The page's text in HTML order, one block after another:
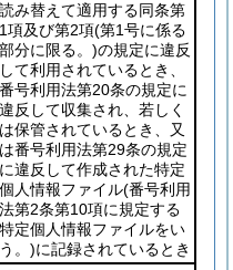
読み替えて適用する同条第
1項及び第2項(第1号に係る
部分に限る。)の規定に違反
して利用されているとき、
番号利用法第20条の規定に
違反して収集され、若しく
は保管されているとき、又
は番号利用法第29条の規定
に違反して作成された特定
個人情報ファイル(番号利用
法第2条第10項に規定する
特定個人情報ファイルをい
う。)に記録されているとき